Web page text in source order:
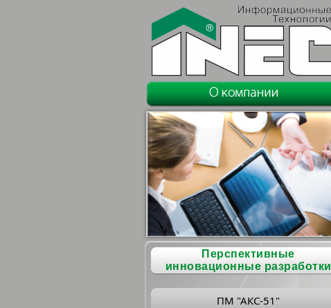
Перспективные
инновационные разработки
ПМ "АКС-51"